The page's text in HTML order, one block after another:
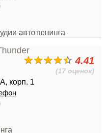
автотюнинга
4.41
(17 оценок)
корп. 1